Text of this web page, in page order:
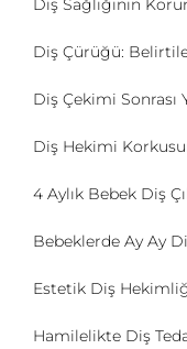
Diş Sağlığının
Diş Çürüğü:
Diş Çekimi Sonrası
Diş Hekimi
4 Aylık Bebek Diş
Bebeklerde Ay Ay
Estetik Diş
Hamilelikte Diş